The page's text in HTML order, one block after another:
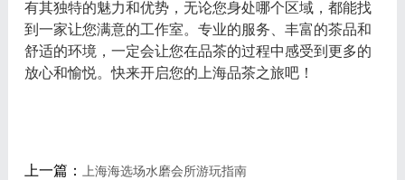
有其独特的魅力和优势，无论您身处哪个区域，都能找
到一家让您满意的工作室。专业的服务、丰富的茶品和
舒适的环境，一定会让您在品茶的过程中感受到更多的
放心和愉悦。快来开启您的上海品茶之旅吧！
上一篇： 上海海选场水磨会所游玩指南